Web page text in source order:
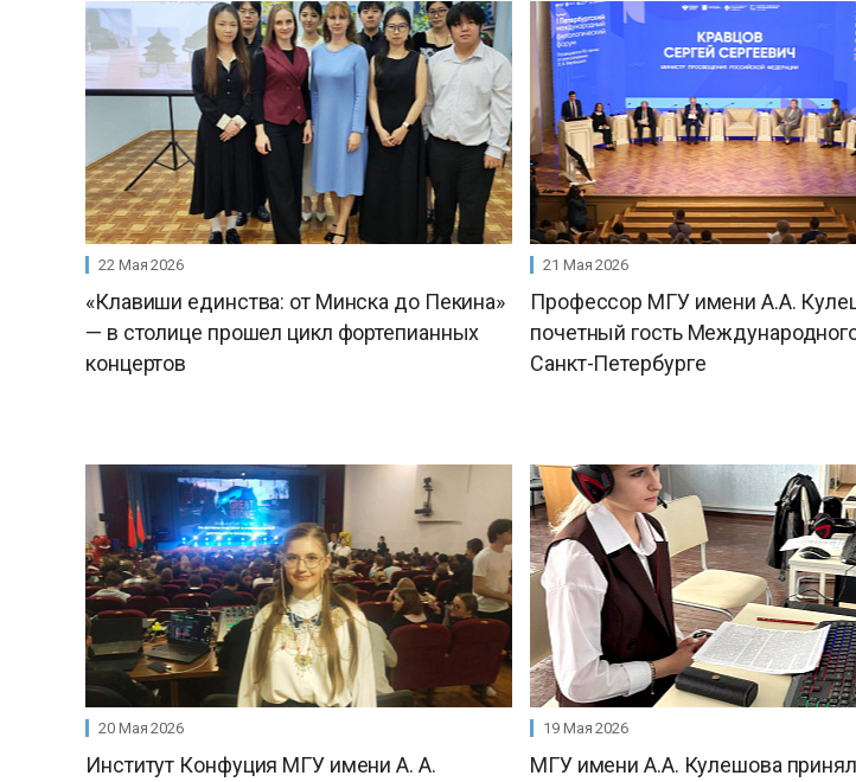
22 Мая 2026
«Клавиши единства: от Минска до Пекина»
— в столице прошел цикл фортепианных
концертов
21 Мая 2026
Профессор МГУ имени А.А.
почетный гость
Санкт-Петербурге
20 Мая 2026
Институт Конфуция МГУ имени А. А.
19 Мая 2026
МГУ имени А.А. Кулешова принял